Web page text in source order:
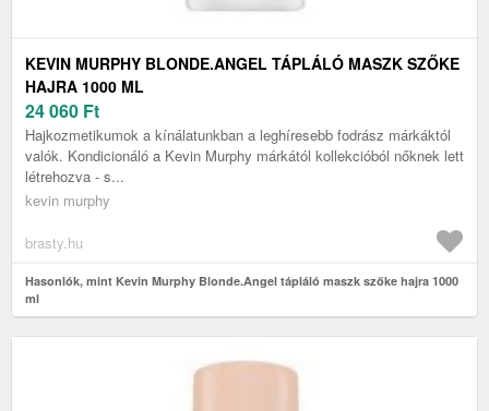
KEVIN MURPHY BLONDE.ANGEL TÁPLÁLÓ MASZK SZŐKE
HAJRA 1000 ML
24 060 Ft
Hajkozmetikumok a kínálatunkban a leghíresebb fodrász márkáktól
valók. Kondicionáló a Kevin Murphy márkától kollekcióból nőknek lett
létrehozva - s...
kevin murphy
brasty.hu
Hasonlók, mint Kevin Murphy Blonde.Angel tápláló maszk szőke hajra 1000
ml